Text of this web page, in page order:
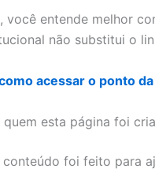
você entende melhor
não substitui o
acessar o ponto
quem esta página foi
conteúdo foi feito para